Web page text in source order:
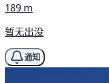
189 m
暂无出没
通知